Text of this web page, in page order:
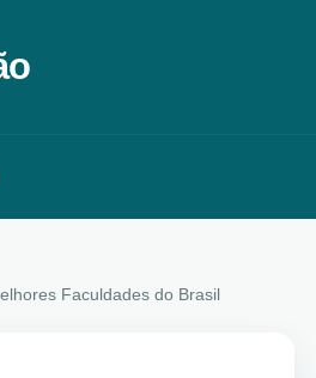
Faculdades do Brasil